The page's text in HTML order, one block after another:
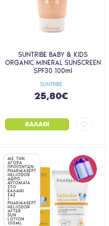
SUNTRIBE
SUNTRIBE BABY & KIDS
ORGANIC MINERAL SUNSCREEN
SPF30 100ml
25,80€
ΚΑΛΆΘΙ
ΜΕ ΤΗΝ
ΑΓΟΡΑ
ΠΡΟΪΟΝΤΩΝ
PHARMASEPT
HELIODOR
ΔΩΡΟ
ΑΥΤΟΜΑΤΑ
ΣΤΟ
ΚΑΛΑΘΙ
ΣΑΣ
1
PHARMASEPT
HELIODOR
AFTER
SUN
LOTION
100ML